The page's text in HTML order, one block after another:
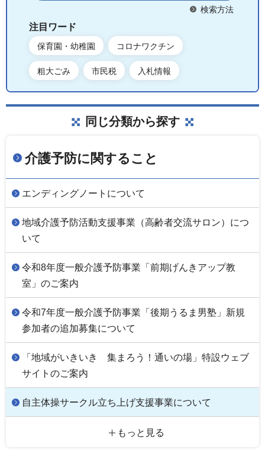
検索方法
注目ワード
保育園・幼稚園 コロナワクチン
粗大ごみ 市民税 入札情報
同じ分類から探す
介護予防に関すること
エンディングノートについて
地域介護予防活動支援事業（高齢者交流サロン）につ
いて
令和8年度一般介護予防事業「前期げんきアップ教
室」のご案内
令和7年度一般介護予防事業「後期うるま男塾」新規
参加者の追加募集について
「地域がいきいき 集まろう！通いの場」特設ウェブ
サイトのご案内
自主体操サークル立ち上げ支援事業について
もっと見る